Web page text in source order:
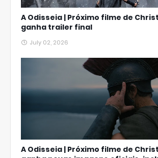
A Odisseia | Próximo filme de
ganha trailer final
July 02, 2026
A Odisseia | Próximo filme de